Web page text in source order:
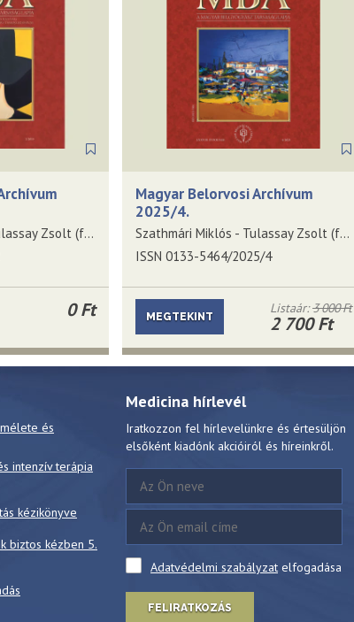
Szathmári Miklós - Tulassay Zsolt (főszerkesztők)
0 Ft
Magyar Belorvosi Archívum
2025/4.
Szathmári Miklós - Tulassay Zsolt (főszerkesztők)
ISSN 0133-5464/2025/4
Listaár:3 000 Ft
2 700 Ft
MEGTEKINT
és
intenzív terápia
kézikönyve
biztos kézben 5.
Medicina hírlevél
Iratkozzon fel hírlevelünkre és értesüljön
elsőként kiadónk akcióiról és híreinkről.
Adatvédelmi szabályzat elfogadása
FELIRATKOZÁS